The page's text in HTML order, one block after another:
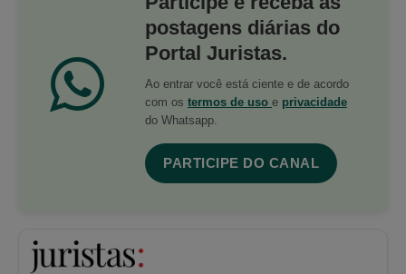
postagens diárias do
Portal Juristas.
Ao entrar você está ciente e de acordo
com os termos de uso e privacidade
do Whatsapp.
PARTICIPE DO CANAL